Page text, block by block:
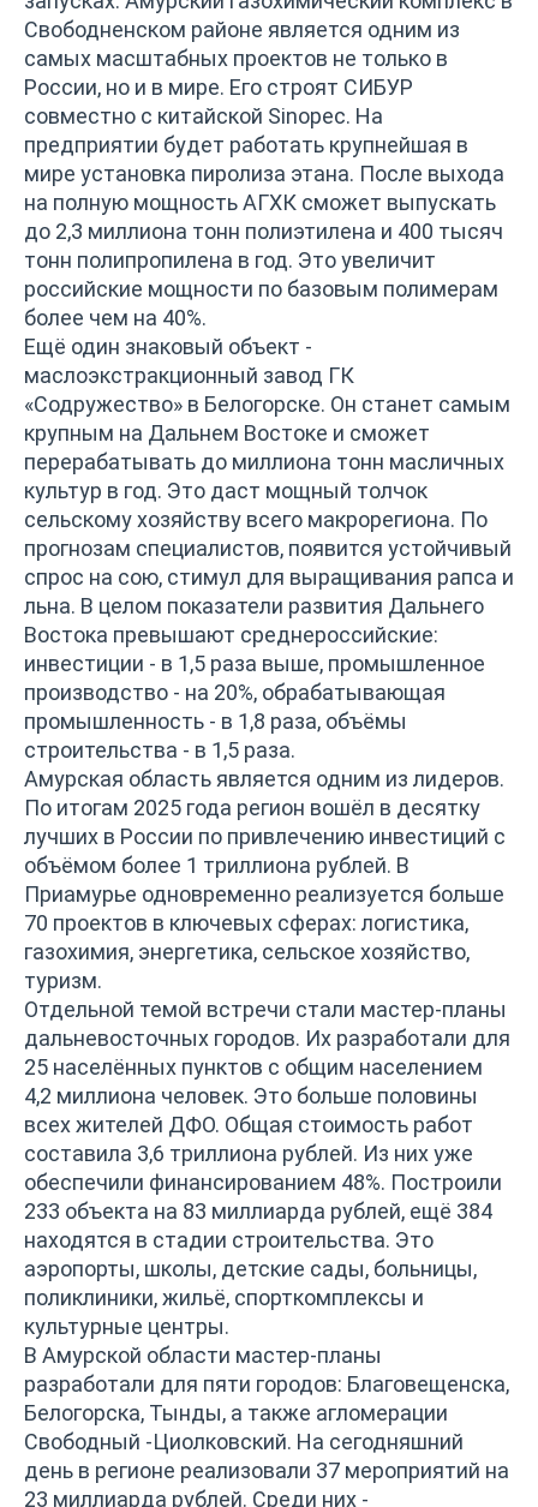
Свободненском районе является одним из
самых масштабных проектов не только в
России, но и в мире. Его строят СИБУР
совместно с китайской Sinopec. На
предприятии будет работать крупнейшая в
мире установка пиролиза этана. После выхода
на полную мощность АГХК сможет выпускать
до 2,3 миллиона тонн полиэтилена и 400 тысяч
тонн полипропилена в год. Это увеличит
российские мощности по базовым полимерам
более чем на 40%.
Ещё один знаковый объект -
маслоэкстракционный завод ГК
«Содружество» в Белогорске. Он станет самым
крупным на Дальнем Востоке и сможет
перерабатывать до миллиона тонн масличных
культур в год. Это даст мощный толчок
сельскому хозяйству всего макрорегиона. По
прогнозам специалистов, появится устойчивый
спрос на сою, стимул для выращивания рапса и
льна. В целом показатели развития Дальнего
Востока превышают среднероссийские:
инвестиции - в 1,5 раза выше, промышленное
производство - на 20%, обрабатывающая
промышленность - в 1,8 раза, объёмы
строительства - в 1,5 раза.
Амурская область является одним из лидеров.
По итогам 2025 года регион вошёл в десятку
лучших в России по привлечению инвестиций с
объёмом более 1 триллиона рублей. В
Приамурье одновременно реализуется больше
70 проектов в ключевых сферах: логистика,
газохимия, энергетика, сельское хозяйство,
туризм.
Отдельной темой встречи стали мастер-планы
дальневосточных городов. Их разработали для
25 населённых пунктов с общим населением
4,2 миллиона человек. Это больше половины
всех жителей ДФО. Общая стоимость работ
составила 3,6 триллиона рублей. Из них уже
обеспечили финансированием 48%. Построили
233 объекта на 83 миллиарда рублей, ещё 384
находятся в стадии строительства. Это
аэропорты, школы, детские сады, больницы,
поликлиники, жильё, спорткомплексы и
культурные центры.
В Амурской области мастер-планы
разработали для пяти городов: Благовещенска,
Белогорска, Тынды, а также агломерации
Свободный -Циолковский. На сегодняшний
день в регионе реализовали 37 мероприятий на
23 миллиарда рублей. Среди них -